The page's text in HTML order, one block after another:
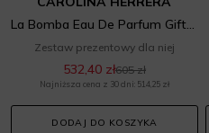
La Bomba Eau De Parfum Gift Set
Zestaw prezentowy dla niej
532,40 zł605 zł
Najniższa cena z 30 dni: 514,25 zł
DODAJ DO KOSZYKA